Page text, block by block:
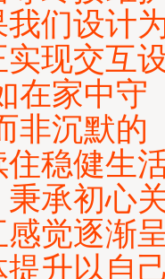
们设计
现交互
在家中守
非沉默的
稳健生
承初心
觉逐渐
升以自